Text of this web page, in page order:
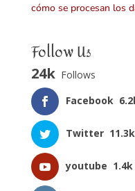
cómo se procesan los
Follow Us
24k Follows
Facebook
Twitter 11.3k
youtube 1.4k